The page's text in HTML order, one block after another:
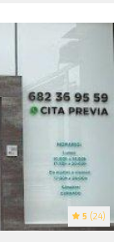
5 (24)